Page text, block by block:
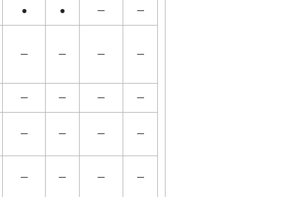
● ● ─ ─
─ ─ ─ ─
─ ─ ─ ─
─ ─ ─ ─
─ ─ ─ ─